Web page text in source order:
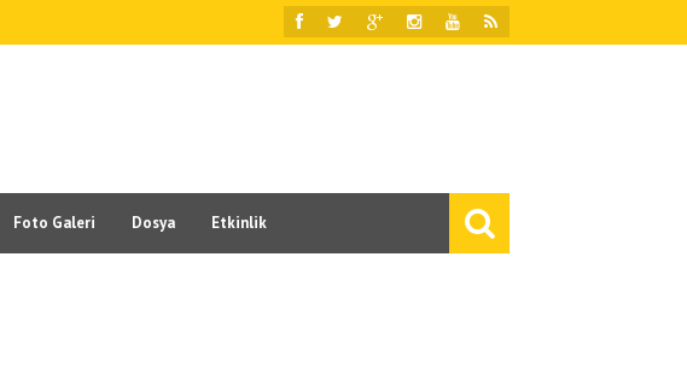
Foto Galeri Dosya Etkinlik